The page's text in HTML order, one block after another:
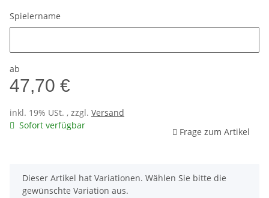
Spielername
ab
47,70 €
inkl. 19% USt. , zzgl. Versand
Sofort verfügbar
Frage zum Artikel
x
Dieser Artikel hat Variationen. Wählen Sie bitte die
gewünschte Variation aus.